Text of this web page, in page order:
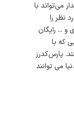
می‌تواند با
نظر را
و ... رایگان
که با
پارس‌کدرز
می توانند